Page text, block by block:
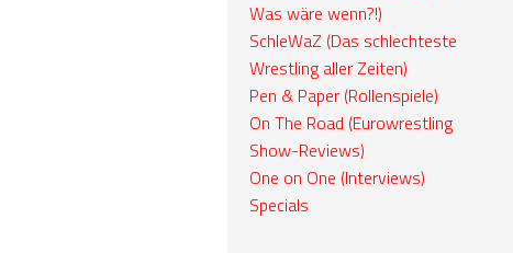
Was wäre wenn?!)
SchleWaZ (Das schlechteste
Wrestling aller Zeiten)
Pen & Paper (Rollenspiele)
On The Road (Eurowrestling
Show-Reviews)
One on One (Interviews)
Specials